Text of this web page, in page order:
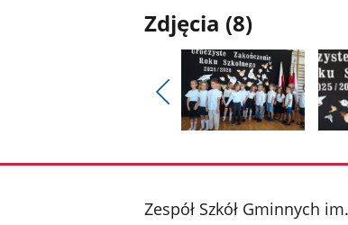
Zdjęcia (8)
Pokaż
poprzednie
galerii.
stopka
Zespół Szkół Gminnych